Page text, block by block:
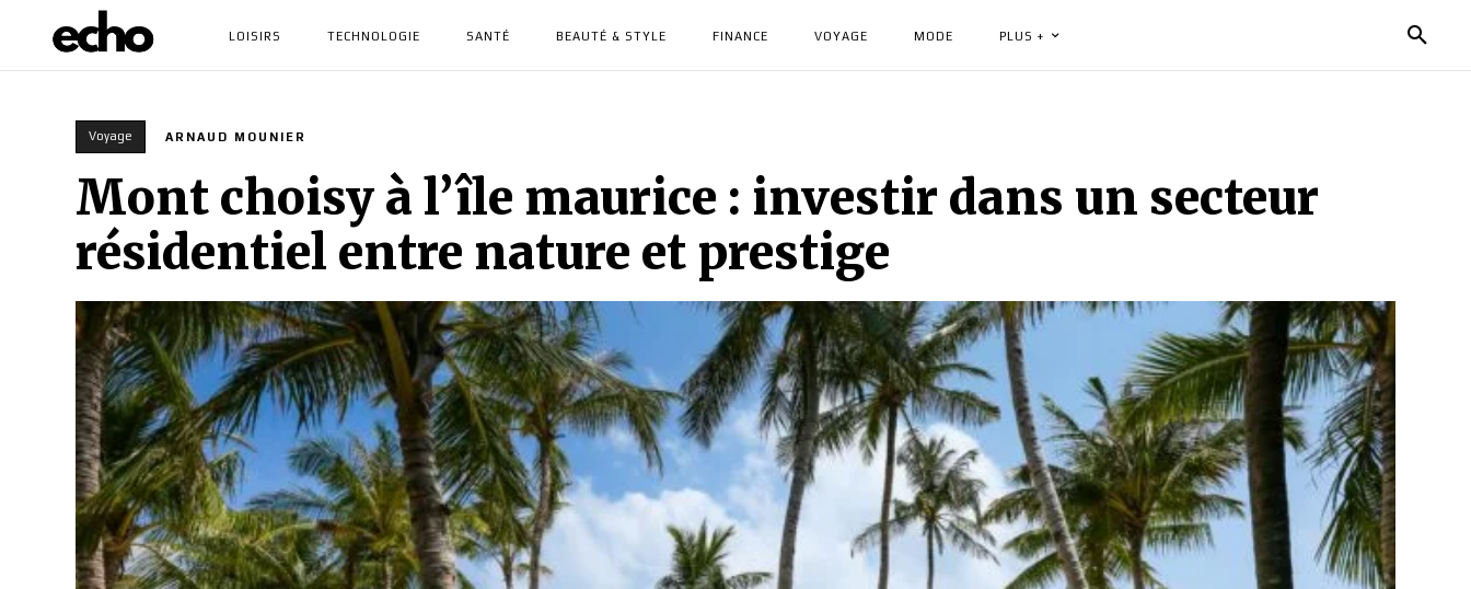
LOISIRS TECHNOLOGIE SANTÉ BEAUTÉ & STYLE FINANCE VOYAGE MODE PLUS +
Voyage ARNAUD MOUNIER
Mont choisy à l’île maurice : investir dans un secteur
résidentiel entre nature et prestige